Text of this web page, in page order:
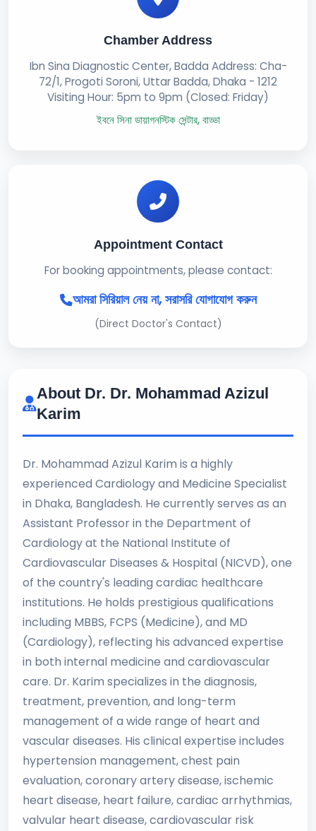
Chamber Address
Ibn Sina Diagnostic Center, Badda Address: Cha-
72/1, Progoti Soroni, Uttar Badda, Dhaka - 1212
Visiting Hour: 5pm to 9pm (Closed: Friday)
ইবনে সিনা ডায়াগনস্টিক সেন্টার, বাড্ডা
Appointment Contact
For booking appointments, please contact:
আমরা সিরিয়াল নেয় না, সরাসরি যোগাযোগ করুন
(Direct Doctor's Contact)
About Dr. Dr. Mohammad Azizul
Karim
Dr. Mohammad Azizul Karim is a highly
experienced Cardiology and Medicine Specialist
in Dhaka, Bangladesh. He currently serves as an
Assistant Professor in the Department of
Cardiology at the National Institute of
Cardiovascular Diseases & Hospital (NICVD), one
of the country's leading cardiac healthcare
institutions. He holds prestigious qualifications
including MBBS, FCPS (Medicine), and MD
(Cardiology), reflecting his advanced expertise
in both internal medicine and cardiovascular
care. Dr. Karim specializes in the diagnosis,
treatment, prevention, and long-term
management of a wide range of heart and
vascular diseases. His clinical expertise includes
hypertension management, chest pain
evaluation, coronary artery disease, ischemic
heart disease, heart failure, cardiac arrhythmias,
valvular heart disease, cardiovascular risk